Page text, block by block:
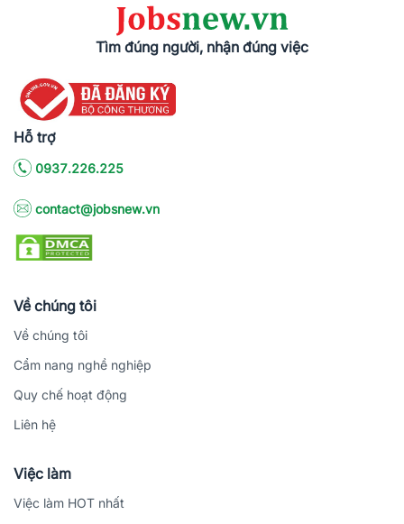
Tìm đúng người, nhận đúng việc
Hỗ trợ
0937.226.225
contact@jobsnew.vn
Về chúng tôi
Về chúng tôi
Cẩm nang nghề nghiệp
Quy chế hoạt động
Liên hệ
Việc làm
Việc làm HOT nhất